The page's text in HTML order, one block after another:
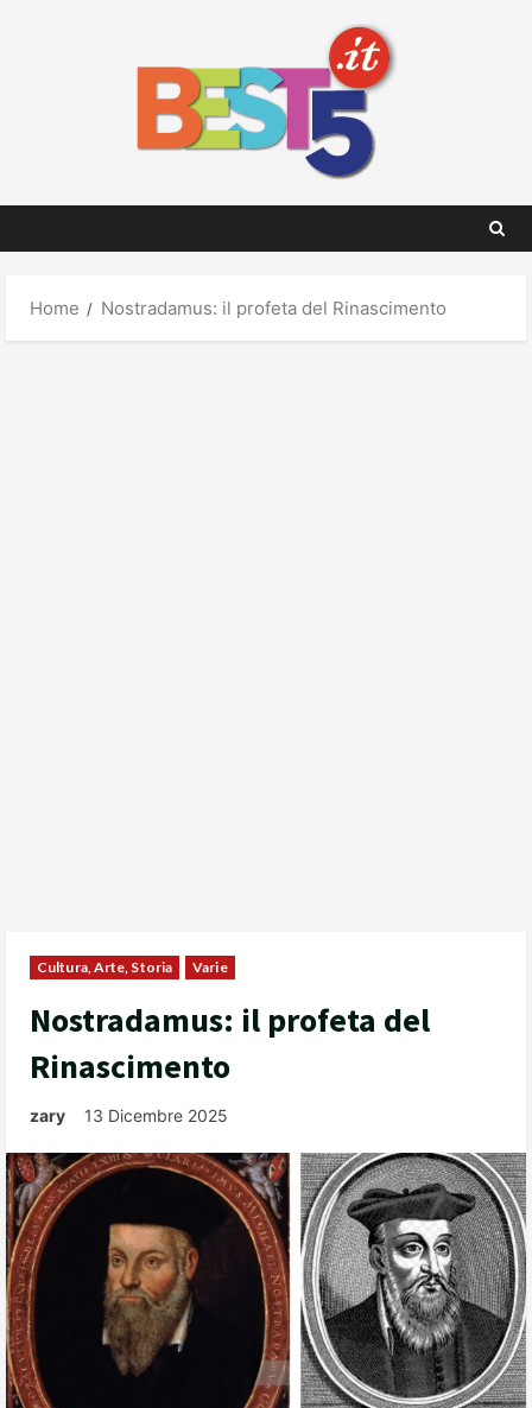
Home Nostradamus: il profeta del Rinascimento
Cultura, Arte, Storia Varie
Nostradamus: il profeta del
Rinascimento
zary 13 Dicembre 2025